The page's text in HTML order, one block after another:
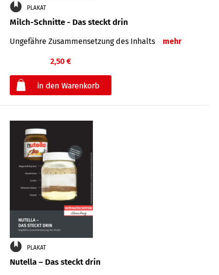
PLAKAT
Milch-Schnitte - Das steckt drin
Ungefähre Zu­sammen­setzung des Inhalts mehr
2,50 €
PLAKAT
Nutella – Das steckt drin